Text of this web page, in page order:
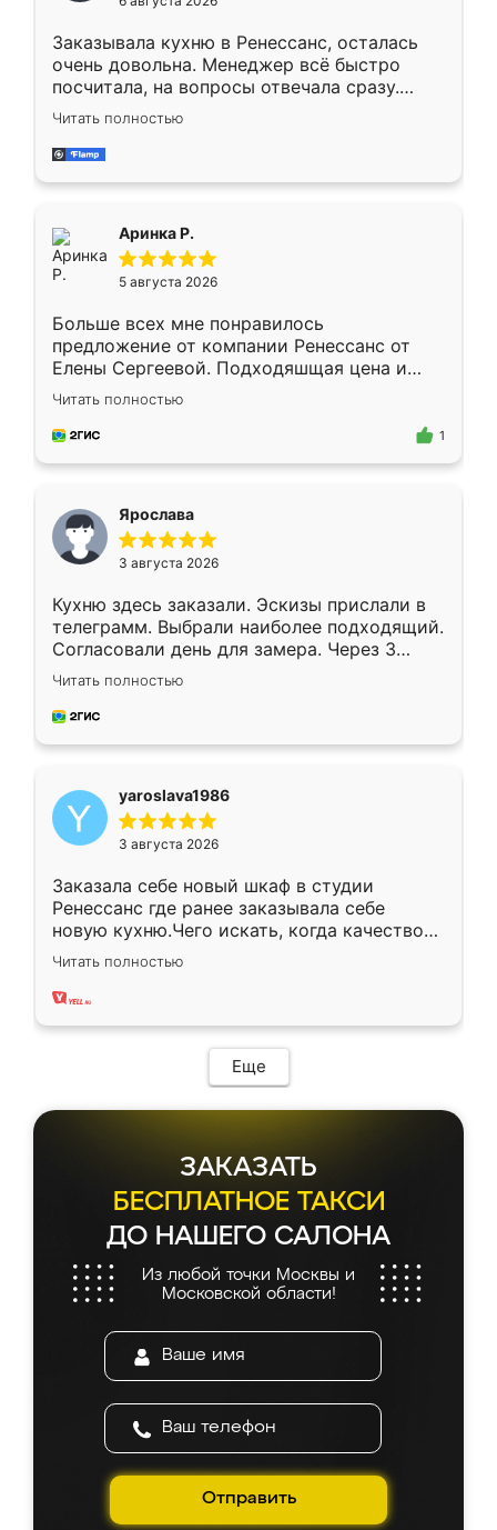
мебели буду заказывать только здесь.
Заказывала кухню в Ренессанс, осталась
очень довольна. Менеджер всё быстро
посчитала, на вопросы отвечала сразу.
Замерщик приехал в субботу, подошёл к
делу со всей ответственностью. Собрали
за день, ребята работали аккуратно, даже
Читать полностью
Аринка Р.
5 августа 2026
Больше всех мне понравилось
предложение от компании Ренессанс от
Елены Сергеевой. Подходяшщая цена и
короткие сроки изготовления. Приехавший
для замера сотрудник Владислав
предложил по моему эскизу самый
Читать полностью
1
Ярослава
3 августа 2026
Кухню здесь заказали. Эскизы прислали в
телеграмм. Выбрали наиболее подходящий.
Согласовали день для замера. Через 3
недели кухня была уже готова. Остались
довольны работой. Спасибо Ренессанс
мебель за качественную работу!
Читать полностью
yaroslava1986
3 августа 2026
Заказала себе новый шкаф в студии
Ренессанс где ранее заказывала себе
новую кухню.Чего искать, когда качеством
вполне довольна. Служит кухня уже почти
два года, нареканий нет.
Читать полностью
Еще
ЗАКАЗАТЬ
БЕСПЛАТНОЕ ТАКСИ
ДО НАШЕГО САЛОНА
Из любой точки Москвы и
Московской области!
Отправить